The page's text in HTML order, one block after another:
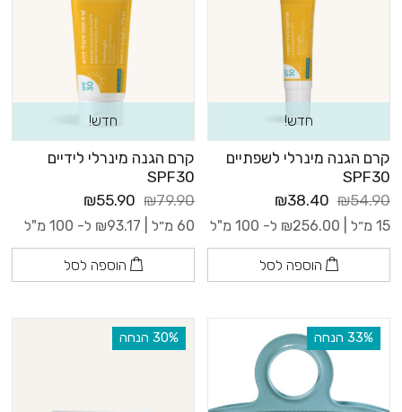
חדש!
קרם הגנה מינרלי לשפתיים
SPF30
₪54.90
₪38.40
15 מ״ל | ₪256.00 ל- 100 מ"ל
הוספה לסל
חדש!
קרם הגנה מינרלי לידיים
SPF30
₪79.90
₪55.90
60 מ״ל | ₪93.17 ל- 100 מ"ל
הוספה לסל
‫33% הנחה ‫30% הנחה